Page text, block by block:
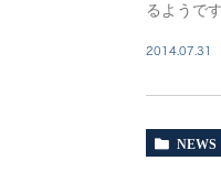
るようです
2014.07.31
NEWS